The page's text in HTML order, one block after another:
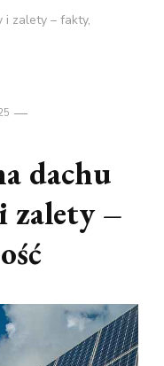
i zalety – fakty,
dachu
zalety –